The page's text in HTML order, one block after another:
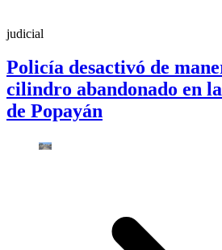
judicial
Policía desactivó de
cilindro abandonado en
de Popayán